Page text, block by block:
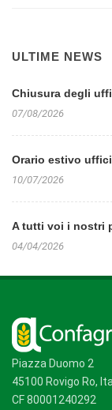
ULTIME NEWS
Chiusura degli
07/08/2026
Orario estivo
10/07/2026
A tutti voi i nostri
04/04/2026
Piazza Duomo 2
45100 Rovigo Ro,
CF 80001240292